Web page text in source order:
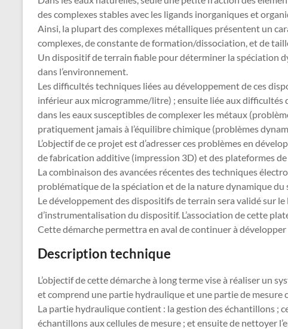
des complexes stables avec les ligands inorganiques et
Ainsi, la plupart des complexes métalliques présentent un
complexes, de constante de formation/dissociation, et de
Un dispositif de terrain fiable pour déterminer la spéciation
dans l’environnement.
Les difficultés techniques liées au développement de ces
inférieur aux microgramme/litre) ; ensuite liée aux difficultés
dans les eaux susceptibles de complexer les métaux
pratiquement jamais à l’équilibre chimique (problèmes
L’objectif de ce projet est d’adresser ces problèmes en
de fabrication additive (impression 3D) et des plateformes
La combinaison des avancées récentes des techniques
problématique de la spéciation et de la nature dynamique du
Le développement des dispositifs de terrain sera validé sur
d’instrumentalisation du dispositif. L’association de cette
Cette démarche permettra en aval de continuer à
Description technique
L’objectif de cette démarche à long terme vise à réaliser un
et comprend une partie hydraulique et une partie de mesure
La partie hydraulique contient : la gestion des échantillons ;
échantillons aux cellules de mesure ; et ensuite de nettoyer